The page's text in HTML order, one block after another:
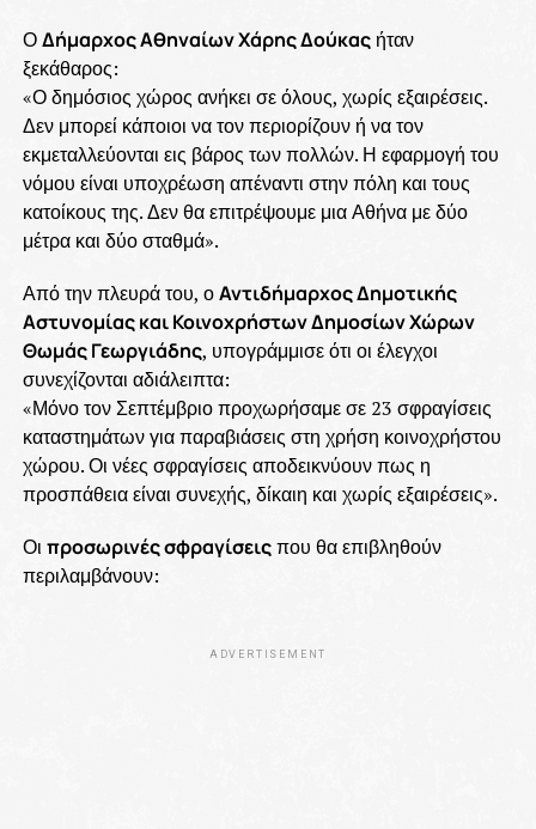
ΟΔήμαρχος Αθηναίων Χάρης Δούκαςήταν
ξεκάθαρος:
«Ο δημόσιος χώρος ανήκει σε όλους, χωρίς εξαιρέσεις.
Δεν μπορεί κάποιοι να τον περιορίζουν ή να τον
εκμεταλλεύονται εις βάρος των πολλών. Η εφαρμογή του
νόμου είναι υποχρέωση απέναντι στην πόλη και τους
κατοίκους της. Δεν θα επιτρέψουμε μια Αθήνα με δύο
μέτρα και δύο σταθμά».
Από την πλευρά του, οΑντιδήμαρχος Δημοτικής
Αστυνομίας και Κοινοχρήστων Δημοσίων Χώρων
Θωμάς Γεωργιάδης, υπογράμμισε ότι οι έλεγχοι
συνεχίζονται αδιάλειπτα:
«Μόνο τον Σεπτέμβριο προχωρήσαμε σε 23 σφραγίσεις
καταστημάτων για παραβιάσεις στη χρήση κοινοχρήστου
χώρου. Οι νέες σφραγίσεις αποδεικνύουν πως η
προσπάθεια είναι συνεχής, δίκαιη και χωρίς εξαιρέσεις».
Οι προσωρινές σφραγίσειςπου θα επιβληθούν
περιλαμβάνουν:
ADVERTISEMENT